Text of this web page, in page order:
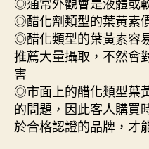
◎醋化劑類型的葉黃素
◎醋化類型的葉黃素容
推薦大量攝取，不然會
害
◎市面上的醋化類型葉
的問題，因此客人購買
於合格認證的品牌，才